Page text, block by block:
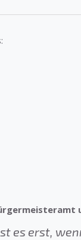
es erst,